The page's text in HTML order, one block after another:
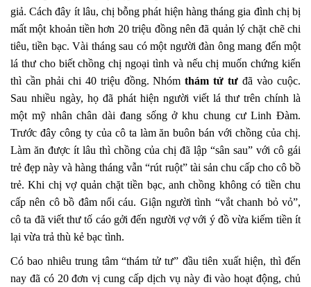
giả. Cách đây ít lâu, chị bỗng phát hiện hàng tháng gia đình chị bị
mất một khoản tiền hơn 20 triệu đồng nên đã quản lý chặt chẽ chi
tiêu, tiền bạc. Vài tháng sau có một người đàn ông mang đến một
lá thư cho biết chồng chị ngoại tình và nếu chị muốn chứng kiến
thì cần phải chi 40 triệu đồng. Nhómthám tử tưđã vào cuộc.
Sau nhiều ngày, họ đã phát hiện người viết lá thư trên chính là
một mỹ nhân chân dài đang sống ở khu chung cư Linh Đàm.
Trước đây công ty của cô ta làm ăn buôn bán với chồng của chị.
Làm ăn được ít lâu thì chồng của chị đã lập “sân sau” với cô gái
trẻ đẹp này và hàng tháng vẫn “rút ruột” tài sản chu cấp cho cô bồ
trẻ. Khi chị vợ quản chặt tiền bạc, anh chồng không có tiền chu
cấp nên cô bồ đâm nổi cáu. Giận người tình “vắt chanh bỏ vỏ”,
cô ta đã viết thư tố cáo gởi đến người vợ với ý đồ vừa kiếm tiền ít
lại vừa trả thù kẻ bạc tình.
Có bao nhiêu trung tâm “thám tử tư” đầu tiên xuất hiện, thì đến
nay đã có 20 đơn vị cung cấp dịch vụ này đi vào hoạt động, chủ